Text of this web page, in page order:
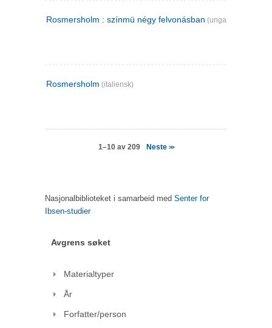
Rosmersholm : színmü négy felvonásban (ungarsk)
Rosmersholm (italiensk)
1–10 av 209 Neste >>
Nasjonalbiblioteket i samarbeid med Senter for
Ibsen-studier
Avgrens søket
Materialtyper
År
Forfatter/person